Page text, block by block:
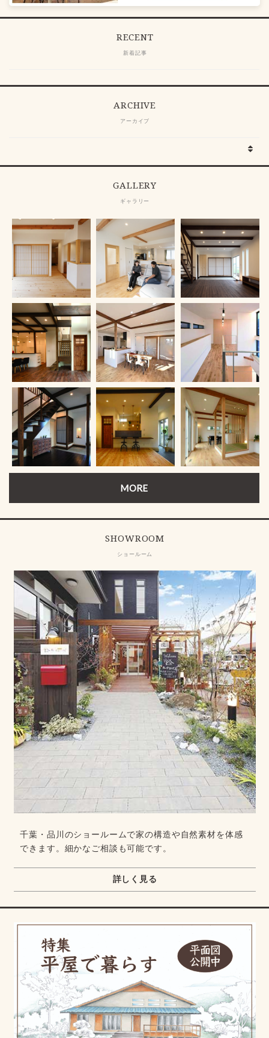
RECENT
新着記事
ARCHIVE
アーカイブ
GALLERY
ギャラリー
MORE
SHOWROOM
ショールーム
千葉・品川のショールームで家の構造や自然素材を体感
できます。細かなご相談も可能です。
詳しく見る